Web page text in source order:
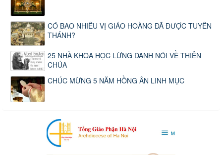
CÓ BAO NHIÊU VỊ GIÁO HOÀNG ĐÃ ĐƯỢC TUYÊN
THÁNH?
25 NHÀ KHOA HỌC LỪNG DANH NÓI VỀ THIÊN
CHÚA
CHÚC MỪNG 5 NĂM HỒNG ÂN LINH MỤC